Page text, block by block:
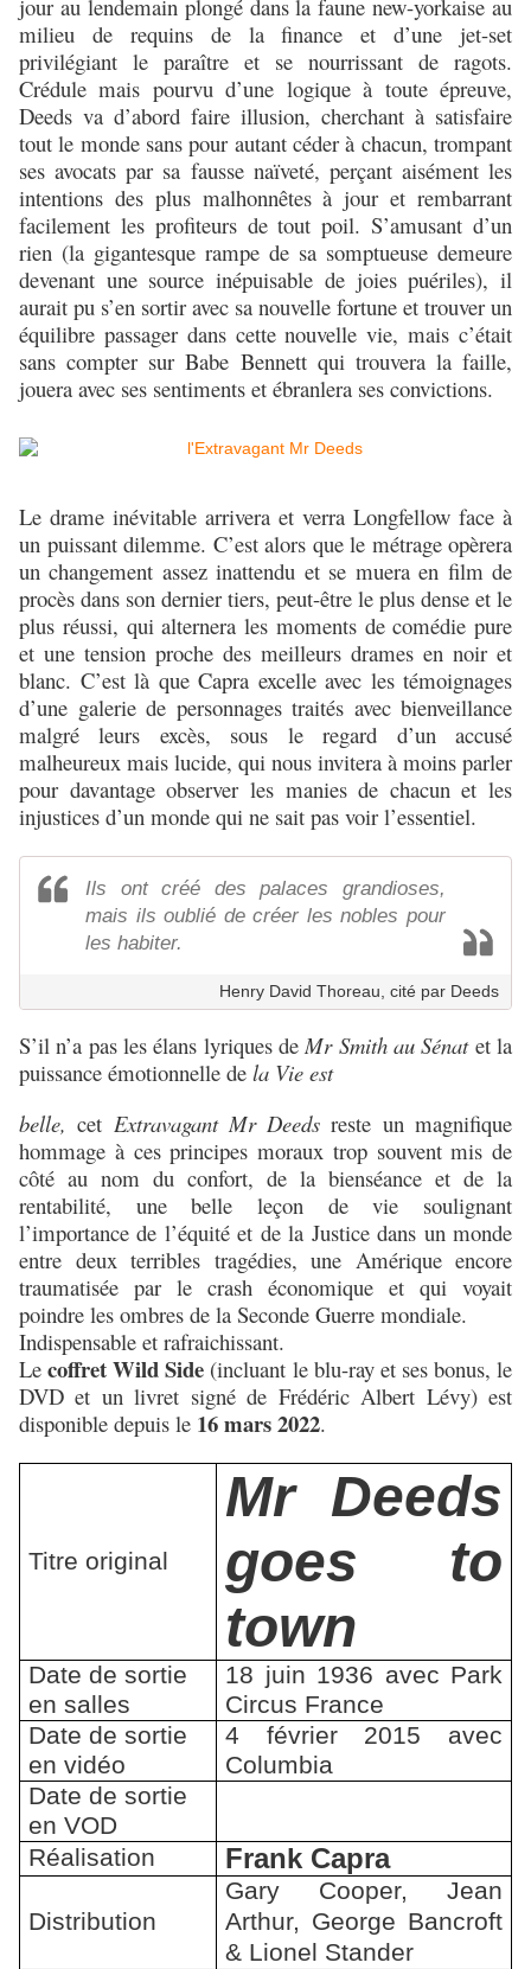
jour au lendemain plongé dans la faune new-yorkaise au
milieu de requins de la finance et d’une jet-set
privilégiant le paraître et se nourrissant de ragots.
Crédule mais pourvu d’une logique à toute épreuve,
Deeds va d’abord faire illusion, cherchant à satisfaire
tout le monde sans pour autant céder à chacun, trompant
ses avocats par sa fausse naïveté, perçant aisément les
intentions des plus malhonnêtes à jour et rembarrant
facilement les profiteurs de tout poil. S’amusant d’un
rien (la gigantesque rampe de sa somptueuse demeure
devenant une source inépuisable de joies puériles), il
aurait pu s’en sortir avec sa nouvelle fortune et trouver un
équilibre passager dans cette nouvelle vie, mais c’était
sans compter sur Babe Bennett qui trouvera la faille,
jouera avec ses sentiments et ébranlera ses convictions.
Le drame inévitable arrivera et verra Longfellow face à
un puissant dilemme. C’est alors que le métrage opèrera
un changement assez inattendu et se muera en film de
procès dans son dernier tiers, peut-être le plus dense et le
plus réussi, qui alternera les moments de comédie pure
et une tension proche des meilleurs drames en noir et
blanc. C’est là que Capra excelle avec les témoignages
d’une galerie de personnages traités avec bienveillance
malgré leurs excès, sous le regard d’un accusé
malheureux mais lucide, qui nous invitera à moins parler
pour davantage observer les manies de chacun et les
injustices d’un monde qui ne sait pas voir l’essentiel.
Ils ont créé des palaces grandioses,
mais ils oublié de créer les nobles pour
les habiter.
Henry David Thoreau, cité par Deeds
S’il n’a pas les élans lyriques de Mr Smith au Sénat et la
puissance émotionnelle de la Vie est
belle,cet Extravagant Mr Deedsreste un magnifique
hommage à ces principes moraux trop souvent mis de
côté au nom du confort, de la bienséance et de la
rentabilité, une belle leçon de vie soulignant
l’importance de l’équité et de la Justice dans un monde
entre deux terribles tragédies, une Amérique encore
traumatisée par le crash économique et qui voyait
poindre les ombres de la Seconde Guerre mondiale.
Indispensable et rafraichissant.
Lecoffret Wild Side (incluant le blu-ray et ses bonus, le
DVD et un livret signé de Frédéric Albert Lévy) est
disponible depuis le 16 mars 2022.
Titre original
Mr Deeds
goes to
town
Date de sortie
en salles
18 juin 1936 avec Park
Circus France
Date de sortie
en vidéo
4 février 2015 avec
Columbia
Date de sortie
en VOD
Réalisation
Frank Capra
Distribution
Gary Cooper, Jean
Arthur, George Bancroft
& Lionel Stander